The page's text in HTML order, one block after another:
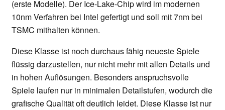
(erste Modelle). Der Ice-Lake-Chip wird im modernen
10nm Verfahren bei Intel gefertigt und soll mit 7nm bei
TSMC mithalten können.
Diese Klasse ist noch durchaus fähig neueste Spiele
flüssig darzustellen, nur nicht mehr mit allen Details und
in hohen Auflösungen. Besonders anspruchsvolle
Spiele laufen nur in minimalen Detailstufen, wodurch die
grafische Qualität oft deutlich leidet. Diese Klasse ist nur